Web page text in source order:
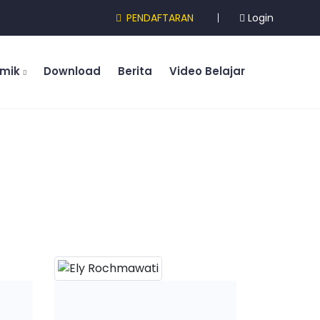
PENDAFTARAN Login
Download Berita Video Belajar